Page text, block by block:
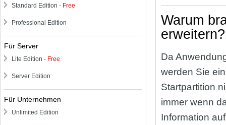
Standard Edition - Free
Professional Edition
Für Server
Lite Edition - Free
Server Edition
Für Unternehmen
Unlimited Edition
Warum
erweitern?
Da
werden Sie
Startpartition
immer wenn
Information